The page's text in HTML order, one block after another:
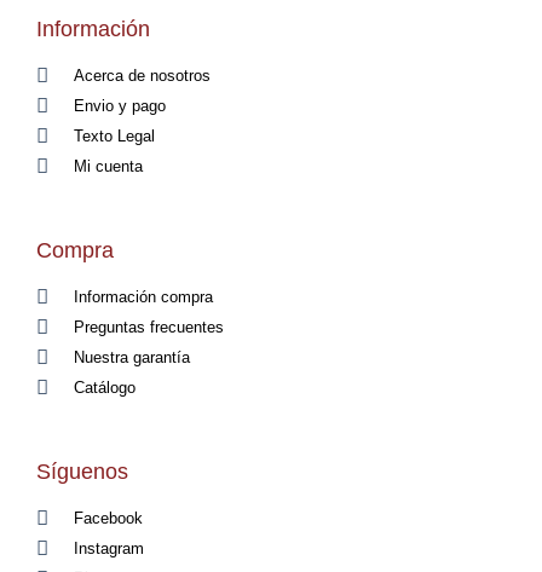
Información
Acerca de nosotros
Envio y pago
Texto Legal
Mi cuenta
Compra
Información compra
Preguntas frecuentes
Nuestra garantía
Catálogo
Síguenos
Facebook
Instagram